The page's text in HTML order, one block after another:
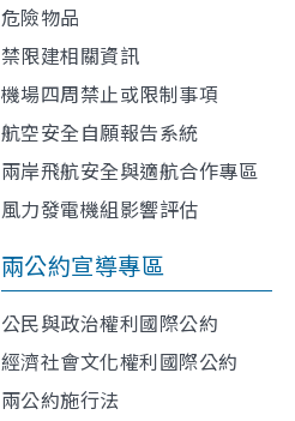
危險物品
禁限建相關資訊
機場四周禁止或限制事項
航空安全自願報告系統
兩岸飛航安全與適航合作專區
風力發電機組影響評估
兩公約宣導專區
公民與政治權利國際公約
經濟社會文化權利國際公約
兩公約施行法